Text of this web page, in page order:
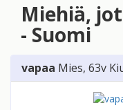
Miehiä,
- Suomi
vapaa Mies, 63v